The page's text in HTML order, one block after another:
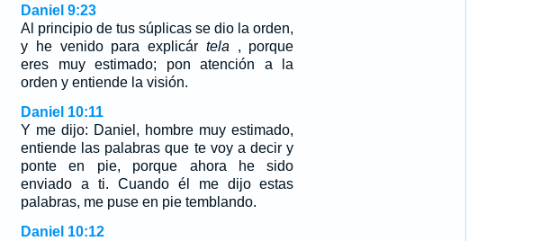
Daniel 9:23
Al principio de tus súplicas se dio la orden,
y he venido para explicár tela , porque
eres muy estimado; pon atención a la
orden y entiende la visión.
Daniel 10:11
Y me dijo: Daniel, hombre muy estimado,
entiende las palabras que te voy a decir y
ponte en pie, porque ahora he sido
enviado a ti. Cuando él me dijo estas
palabras, me puse en pie temblando.
Daniel 10:12